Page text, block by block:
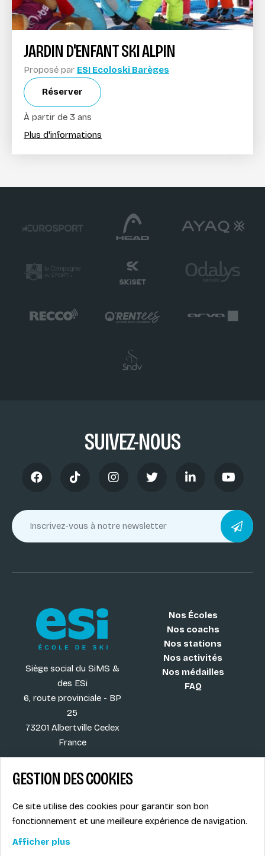
JARDIN D'ENFANT SKI ALPIN
Proposé par ESI Ecoloski Barèges
Réserver
À partir de 3 ans
Plus d'informations
SUIVEZ-NOUS
Siège social du SiMS &
des ESi
6, route provinciale - BP
25
73201 Albertville Cedex
France
Nos Écoles
Nos coachs
Nos stations
Nos activités
Nos médailles
FAQ
Les plus ESI
Offres d'emploi
Le syndicat SIMS
Mentions légales
Politique de
GESTION DES COOKIES
Ce site utilise des cookies pour garantir son bon
fonctionnement et une meilleure expérience de navigation.
Afficher plus